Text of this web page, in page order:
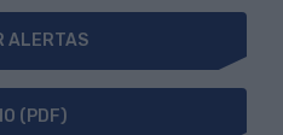
ALERTAS
(PDF)